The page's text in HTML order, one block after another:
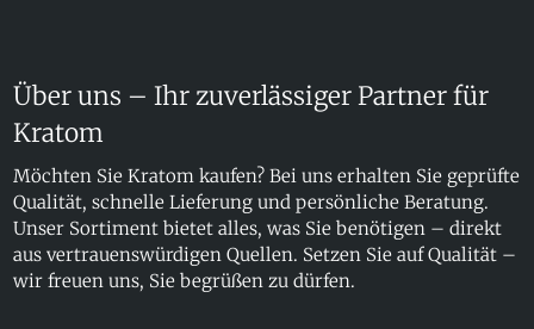
Über uns – Ihr zuverlässiger Partner für
Kratom
Möchten Sie Kratom kaufen? Bei uns erhalten Sie geprüfte
Qualität, schnelle Lieferung und persönliche Beratung.
Unser Sortiment bietet alles, was Sie benötigen – direkt
aus vertrauenswürdigen Quellen. Setzen Sie auf Qualität –
wir freuen uns, Sie begrüßen zu dürfen.